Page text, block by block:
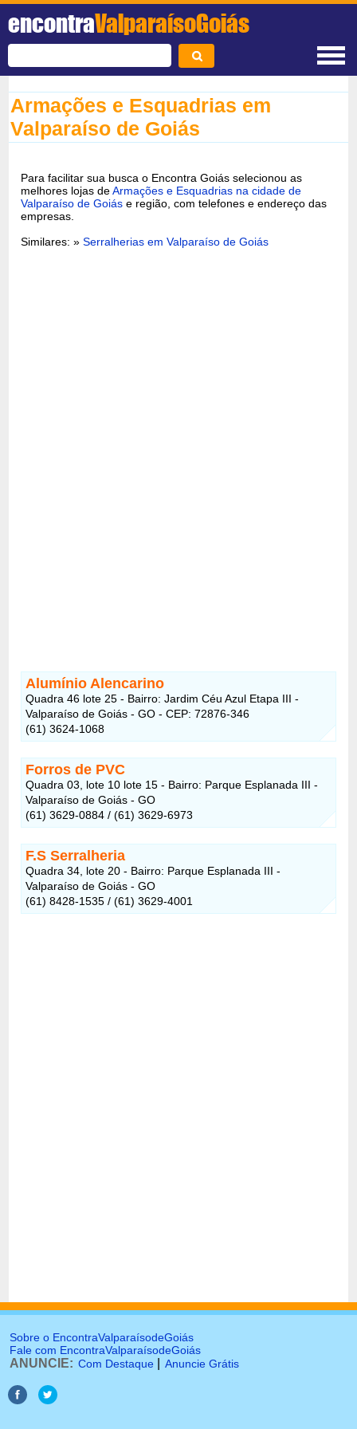
encontraValparaísoGoiás
Armações e Esquadrias em
Valparaíso de Goiás
Para facilitar sua busca o Encontra Goiás selecionou as
melhores lojas deArmações e Esquadrias na cidade de
Valparaíso de Goiás e região, com telefones e endereço das
empresas.
Similares: »Serralherias em Valparaíso de Goiás
Alumínio Alencarino
Quadra 46 lote 25 - Bairro: Jardim Céu Azul Etapa III -
Valparaíso de Goiás - GO - CEP: 72876-346
(61) 3624-1068
Forros de PVC
Quadra 03, lote 10 lote 15 - Bairro: Parque Esplanada III -
Valparaíso de Goiás - GO
(61) 3629-0884 / (61) 3629-6973
F.S Serralheria
Quadra 34, lote 20 - Bairro: Parque Esplanada III -
Valparaíso de Goiás - GO
(61) 8428-1535 / (61) 3629-4001
Sobre o EncontraValparaísodeGoiás
Fale com EncontraValparaísodeGoiás
ANUNCIE: Com Destaque Anuncie Grátis